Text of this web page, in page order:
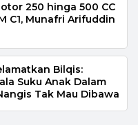
250 hinga 500 CC
C1, Munafri Arifuddin
Bilqis:
Suku Anak Dalam
Tak Mau Dibawa